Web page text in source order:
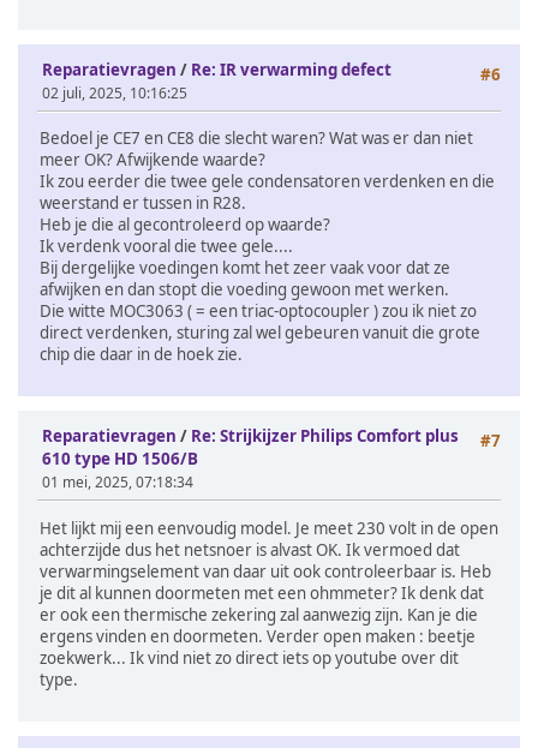
#6
Reparatievragen / Re: IR verwarming defect
02 juli, 2025, 10:16:25
Bedoel je CE7 en CE8 die slecht waren? Wat was er dan niet
meer OK? Afwijkende waarde?
Ik zou eerder die twee gele condensatoren verdenken en die
weerstand er tussen in R28.
Heb je die al gecontroleerd op waarde?
Ik verdenk vooral die twee gele....
Bij dergelijke voedingen komt het zeer vaak voor dat ze
afwijken en dan stopt die voeding gewoon met werken.
Die witte MOC3063 ( = een triac-optocoupler ) zou ik niet zo
direct verdenken, sturing zal wel gebeuren vanuit die grote
chip die daar in de hoek zie.
#7
Reparatievragen / Re: Strijkijzer Philips Comfort plus
610 type HD 1506/B
01 mei, 2025, 07:18:34
Het lijkt mij een eenvoudig model. Je meet 230 volt in de open
achterzijde dus het netsnoer is alvast OK. Ik vermoed dat
verwarmingselement van daar uit ook controleerbaar is. Heb
je dit al kunnen doormeten met een ohmmeter? Ik denk dat
er ook een thermische zekering zal aanwezig zijn. Kan je die
ergens vinden en doormeten. Verder open maken : beetje
zoekwerk... Ik vind niet zo direct iets op youtube over dit
type.